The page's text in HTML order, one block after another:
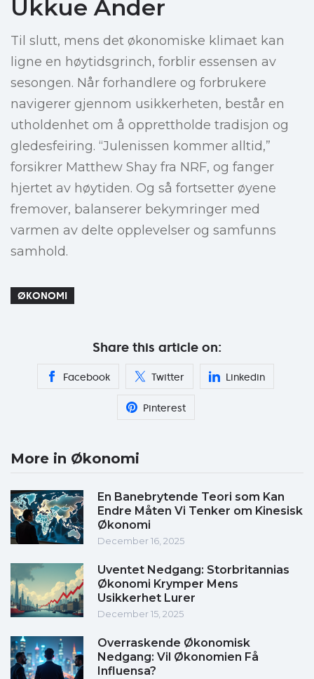
Ukkue Ånder
Til slutt, mens det økonomiske klimaet kan
ligne en høytidsgrinch, forblir essensen av
sesongen. Når forhandlere og forbrukere
navigerer gjennom usikkerheten, består en
utholdenhet om å opprettholde tradisjon og
gledesfeiring. “Julenissen kommer alltid,”
forsikrer Matthew Shay fra NRF, og fanger
hjertet av høytiden. Og så fortsetter øyene
fremover, balanserer bekymringer med
varmen av delte opplevelser og samfunns
samhold.
ØKONOMI
Share this article on:
Facebook Twitter Linkedin
Pinterest
More in Økonomi
En Banebrytende Teori som Kan
Endre Måten Vi Tenker om Kinesisk
Økonomi
December 16, 2025
Uventet Nedgang: Storbritannias
Økonomi Krymper Mens
Usikkerhet Lurer
December 15, 2025
Overraskende Økonomisk
Nedgang: Vil Økonomien Få
Influensa?